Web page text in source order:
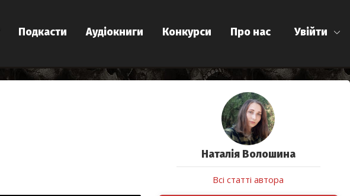
Увійти
Подкасти Аудіокниги Конкурси Про нас
Наталiя Волошина
Всі статті автора